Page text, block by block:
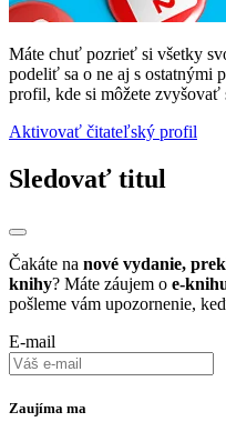
Máte chuť pozrieť si všetky
podeliť sa o ne aj s
profil, kde si môžete
Aktivovať čitateľský profil
Sledovať titul
Čakáte na nové vydanie,
knihy? Máte záujem o e-
pošleme vám upozornenie,
E-mail
Zaujíma ma